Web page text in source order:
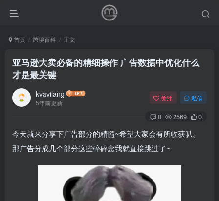
首页 跨境百科 正文
亚马逊大卖必备的精细操作 广告数据中优化什么
才是最关键
kvavilang
5年前更新
关注 私信
0 2569 0
今天就来分享下广告部分的精髓~希望大家会有所收获叭。
那广告分成几个部分这些碎碎念我就直接跳过了~